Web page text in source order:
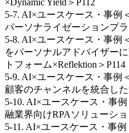
5-7. AI×ユースケース・事例
パーソナライゼーションプ
5-8. AI×ユースケース・事例
をパーソナルアドバイザー
トフォーム×Reflektion＞P114
5-9. AI×ユースケース・事例
顧客のチャンネルを統合し
5-10. AI×ユースケース・事
融業界向けRPAソリューショ
5-11. AI×ユースケース・事